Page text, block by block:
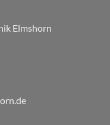
Elmshorn